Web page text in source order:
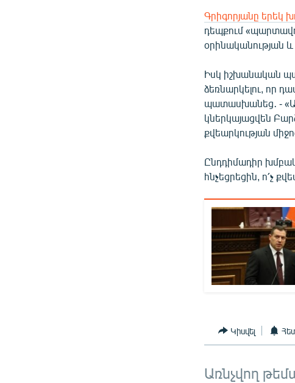
Գրիգորյանը երեկ
դեպքում
օրինականության և
Իսկ իշխանական
ձեռնարկելու, որ
պատասխանեց․ -
կներկայացվեն
քվեարկության
Ընդդիմադիր
հնչեցրեցին, ո՛չ
Կիսվել
Առնչվող